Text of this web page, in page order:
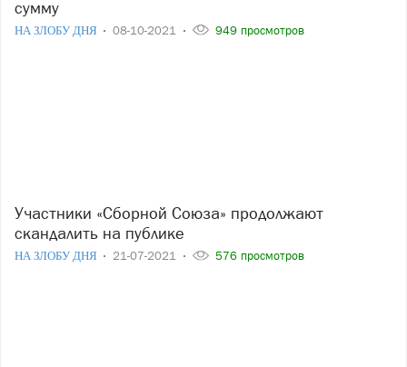
сумму
НА ЗЛОБУ ДНЯ 08-10-2021 949 просмотров
Участники «Сборной Союза» продолжают
скандалить на публике
НА ЗЛОБУ ДНЯ 21-07-2021 576 просмотров